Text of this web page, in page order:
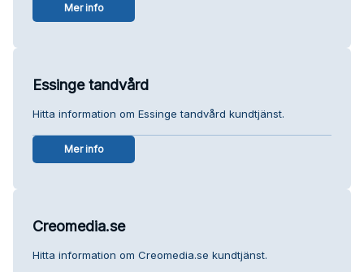
Mer info
Essinge tandvård
Hitta information om Essinge tandvård kundtjänst.
Mer info
Creomedia.se
Hitta information om Creomedia.se kundtjänst.